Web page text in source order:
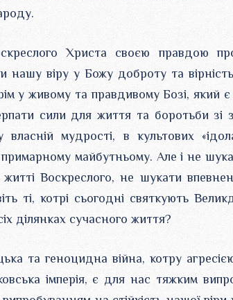
Христа своєю правдою
нашу віру у Божу доброту та
у живому та правдивому Бозі,
сили для життя та боротьби зі
власній мудрості, в культових
примарному майбутньому. Але і не
Воскреслого, не шукати
ті, котрі сьогодні святкують
ділянках сучасного життя?
та геноцидна війна, котру
імперія, є для нас тяжким